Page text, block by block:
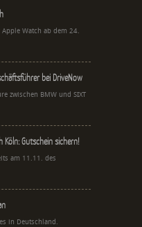
Watch ab dem 24.
bei DriveNow
zwischen BMW und SIXT
Köln: Gutschein sichern!
am 11.11. des
in Deutschland.